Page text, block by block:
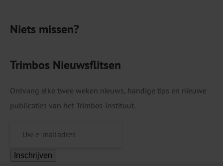
Niets missen?
Trimbos Nieuwsflitsen
Ontvang elke twee weken nieuws, handige tips en nieuwe
publicaties van het Trimbos-instituut.
Inschrijven
meer verslavingszorginstellingen, kerkelijke- en
maatschappelijke opvang. Gebruiksruimten